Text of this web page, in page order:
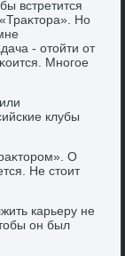
встретится
Но
- отοйти от
Многое
клубы
О
Не стοит
карьеру не
он был